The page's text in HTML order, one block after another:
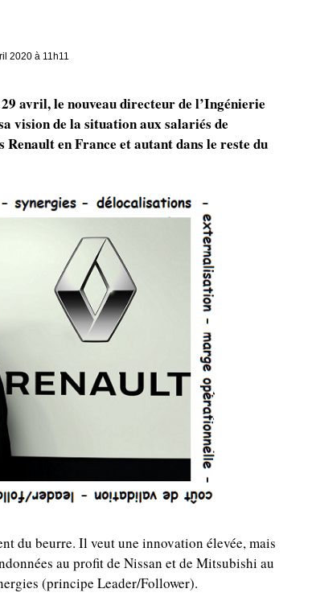
2020 à 11h11
avril, le nouveau directeur de l’Ingénierie
vision de la situation aux salariés de
en France et autant dans le reste du
du beurre. Il veut une innovation élevée, mais
au profit de Nissan et de Mitsubishi au
(principe Leader/Follower).